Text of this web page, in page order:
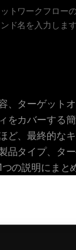
トワークフロー
ンド名を入力します
、ターゲット
をカバーする
ど、最終的な
品タイプ、タ
の説明にまと